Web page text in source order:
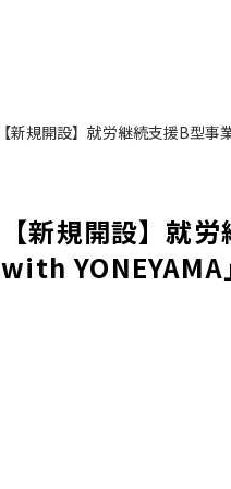
【新規開設】就労継続支援B型事
【新規開設】就
with YONEYAMA